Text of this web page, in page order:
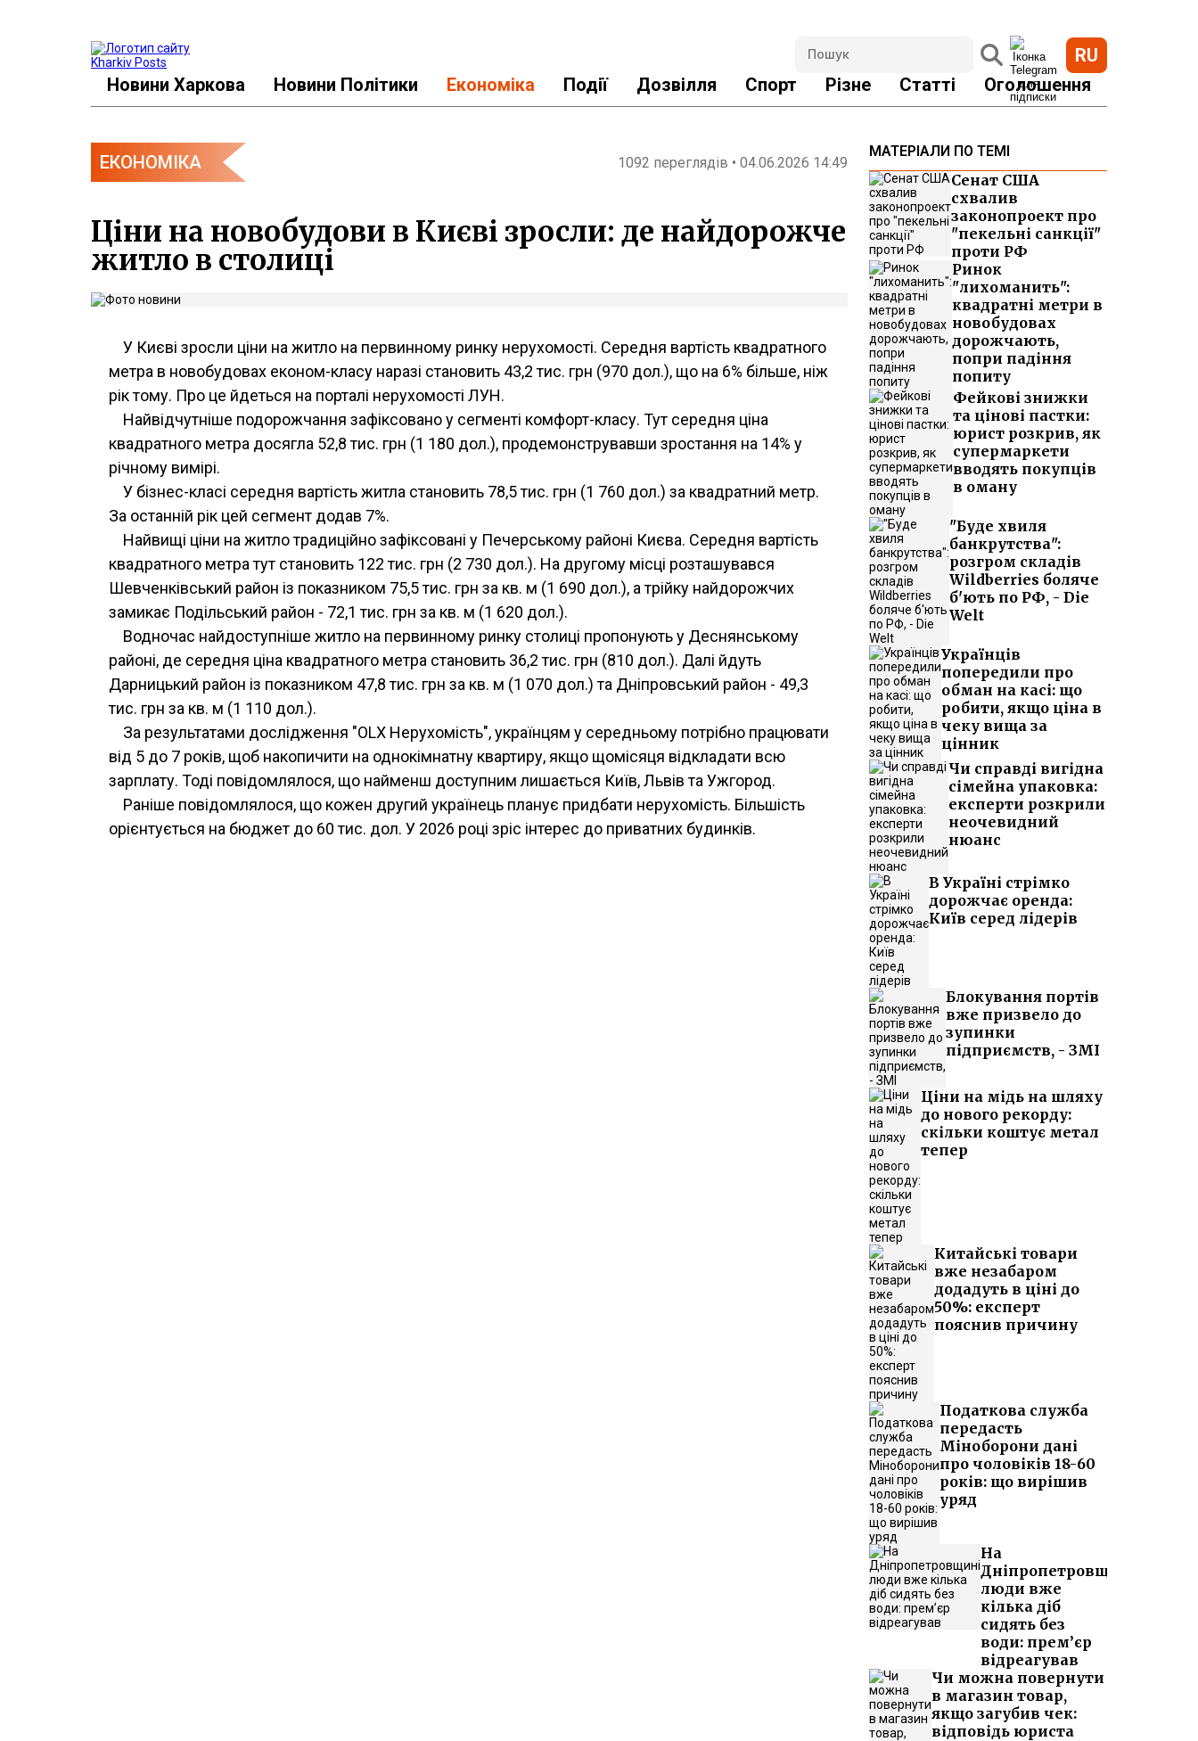
RU
Новини Харкова
Новини Політики Економіка Події Дозвілля Спорт Різне Статті Оголошення
ЕКОНОМІКА 1092 переглядів • 04.06.2026 14:49
Ціни на новобудови в Києві зросли: де найдорожче
житло в столиці
У Києві зросли ціни на житло на первинному ринку нерухомості. Середня вартість квадратного
метра в новобудовах економ-класу наразі становить 43,2 тис. грн (970 дол.), що на 6% більше, ніж
рік тому. Про це йдеться на порталі нерухомості ЛУН.
Найвідчутніше подорожчання зафіксовано у сегменті комфорт-класу. Тут середня ціна
квадратного метра досягла 52,8 тис. грн (1 180 дол.), продемонструвавши зростання на 14% у
річному вимірі.
У бізнес-класі середня вартість житла становить 78,5 тис. грн (1 760 дол.) за квадратний метр.
За останній рік цей сегмент додав 7%.
Найвищі ціни на житло традиційно зафіксовані у Печерському районі Києва. Середня вартість
квадратного метра тут становить 122 тис. грн (2 730 дол.). На другому місці розташувався
Шевченківський район із показником 75,5 тис. грн за кв. м (1 690 дол.), а трійку найдорожчих
замикає Подільський район - 72,1 тис. грн за кв. м (1 620 дол.).
Водночас найдоступніше житло на первинному ринку столиці пропонують у Деснянському
районі, де середня ціна квадратного метра становить 36,2 тис. грн (810 дол.). Далі йдуть
Дарницький район із показником 47,8 тис. грн за кв. м (1 070 дол.) та Дніпровський район - 49,3
тис. грн за кв. м (1 110 дол.).
За результатами дослідження "OLX Нерухомість", українцям у середньому потрібно працювати
від 5 до 7 років, щоб накопичити на однокімнатну квартиру, якщо щомісяця відкладати всю
зарплату. Тоді повідомлялося, що найменш доступним лишається Київ, Львів та Ужгород.
Раніше повідомлялося, що кожен другий українець планує придбати нерухомість. Більшість
орієнтується на бюджет до 60 тис. дол. У 2026 році зріс інтерес до приватних будинків.
МАТЕРІАЛИ ПО ТЕМІ
Сенат США
схвалив
законопроект про
"пекельні санкції"
проти РФ
Ринок
"лихоманить":
квадратні метри в
новобудовах
дорожчають,
попри падіння
попиту
Фейкові знижки
та цінові пастки:
юрист розкрив, як
супермаркети
вводять покупців
в оману
"Буде хвиля
банкрутства":
розгром складів
Wildberries боляче
б'ють по РФ, - Die
Welt
Українців
попередили про
обман на касі: що
робити, якщо ціна в
чеку вища за
цінник
Чи справді вигідна
сімейна упаковка:
експерти розкрили
неочевидний
нюанс
В Україні стрімко
дорожчає оренда:
Київ серед лідерів
Блокування портів
вже призвело до
зупинки
підприємств, - ЗМІ
Ціни на мідь на шляху
до нового рекорду:
скільки коштує метал
тепер
Китайські товари
вже незабаром
додадуть в ціні до
50%: експерт
пояснив причину
Податкова служба
передасть
Міноборони дані
про чоловіків 18-60
років: що вирішив
уряд
На
Дніпропетровщині
люди вже
кілька діб
сидять без
води: прем’єр
відреагував
Чи можна повернути
в магазин товар,
якщо загубив чек:
відповідь юриста